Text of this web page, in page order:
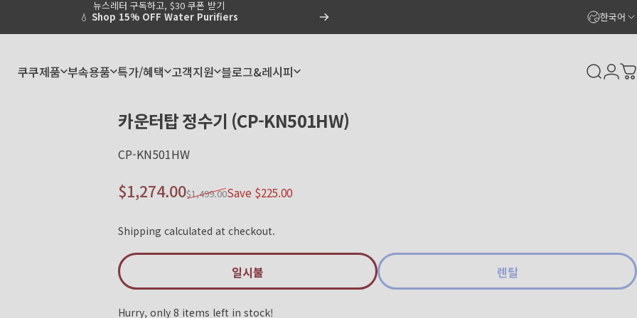
💧Shop 15% OFF Water Purifiers
뉴스레터 구독하고, $30 쿠폰 받기
Pause slideshow 한국어
쿠쿠제품 부속용품 특가/혜택 고객지원 블로그&레시피 Search
카운터탑정수기 (CP-KN501HW)
CP-KN501HW
Sale price
$1,274.00
Regular price
$1,499.00Save $225.00
Shipping calculated at checkout.
일시불 렌탈
Hurry, only 8 items left in stock!